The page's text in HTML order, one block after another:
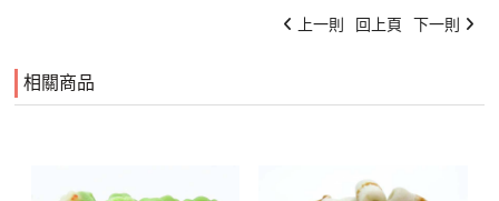
上一則 回上頁 下一則
相關商品